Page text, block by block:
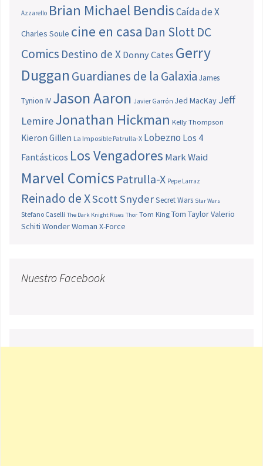
Azzarello Brian Michael BendisCaída de X
Charles Soule cine en casa Dan SlottDC
Comics Destino de X Donny Cates Gerry
Duggan Guardianes de la Galaxia James
Tynion IV Jason Aaron Javier Garrón Jed MacKay Jeff
LemireJonathan Hickman Kelly Thompson
Kieron Gillen La Imposible Patrulla-X Lobezno Los 4
Fantásticos Los Vengadores Mark Waid
Marvel Comics Patrulla-X Pepe Larraz
Reinado de XScott SnyderSecret Wars Star Wars
Stefano Caselli The Dark Knight Rises Thor Tom King Tom TaylorValerio
Schiti Wonder Woman X-Force
Nuestro Facebook